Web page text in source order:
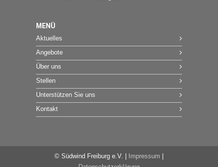
MENÜ
Aktuelles
Angebote
Über uns
Stellen
Unterstützen Sie uns
Kontakt
© Südwind Freiburg e.V. | Impressum